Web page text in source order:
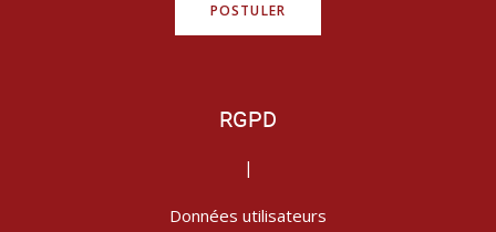
POSTULER
RGPD
|
Données utilisateurs